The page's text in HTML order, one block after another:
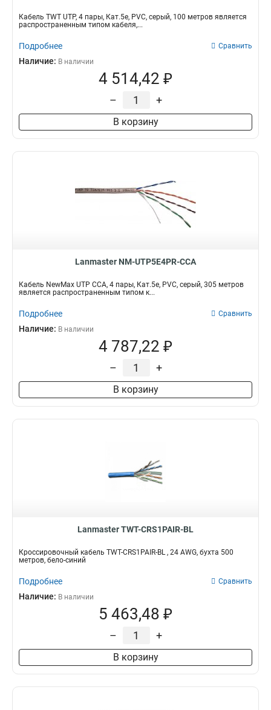
Кабель TWT UTP, 4 пары, Кат.5e, PVC, серый, 100 метров является
распространенным типом кабеля,...
Подробнее Сравнить
Наличие: В наличии
4 514,42 ₽
– +
В корзину
Lanmaster NM-UTP5E4PR-CCA
Кабель NewMax UTP CCA, 4 пары, Кат.5e, PVC, серый, 305 метров
является распространенным типом к...
Подробнее Сравнить
Наличие: В наличии
4 787,22 ₽
– +
В корзину
Lanmaster TWT-CRS1PAIR-BL
Кроссировочный кабель TWT-CRS1PAIR-BL , 24 AWG, бухта 500
метров, бело-синий
Подробнее Сравнить
Наличие: В наличии
5 463,48 ₽
– +
В корзину